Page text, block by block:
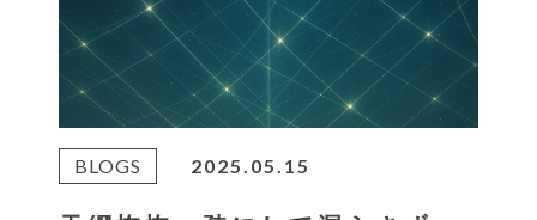
BLOGS 2025.05.15